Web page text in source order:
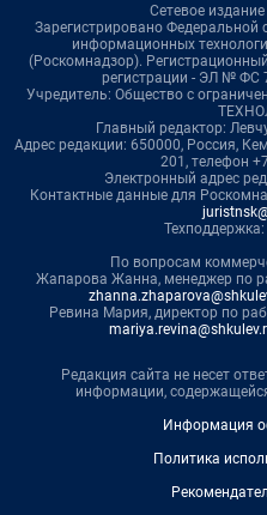
Сетевое издание
Зарегистрировано Федеральной
информационных
(Роскомнадзор).
регистрации - ЭЛ № ФС
Учредитель: Общество с
Главный редактор:
Адрес редакции: 650000, Россия,
201, телефон
Электронный адрес
Контактные данные для
Техподдержка:
По вопросам
Жапарова Жанна, менеджер по
Ревина Мария, директор по
Редакция сайта не несет
информации,
Информация
Политика